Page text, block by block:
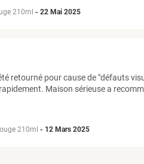
210ml -22 Mai 2025
retourné pour cause de "défauts
Maison sérieuse a
210ml - 12 Mars 2025